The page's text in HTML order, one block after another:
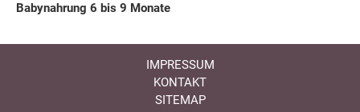
Babynahrung 6 bis 9 Monate
IMPRESSUM
KONTAKT
SITEMAP